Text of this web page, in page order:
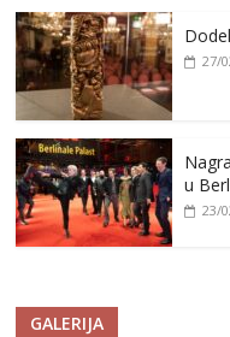
27/
u
23/
GALERIJA